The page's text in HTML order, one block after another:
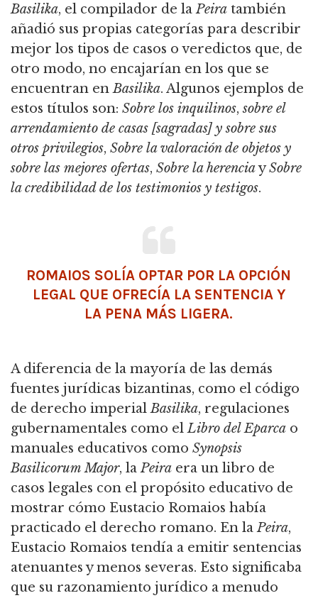
Basilika, el compilador de laPeira también
añadió sus propias categorías para describir
mejor los tipos de casos o veredictos que, de
otro modo, no encajarían en los que se
encuentran enBasilika. Algunos ejemplos de
estos títulos son: Sobre los inquilinos,sobre el
arrendamiento de casas [sagradas] y sobre sus
otros privilegios, Sobre la valoración de objetos y
sobre las mejores ofertas, Sobre la herenciaySobre
la credibilidad de los testimonios y testigos.
ROMAIOS SOLÍA OPTAR POR LA OPCIÓN
LEGAL QUE OFRECÍA LA SENTENCIA Y
LA PENA MÁS LIGERA.
A diferencia de la mayoría de las demás
fuentes jurídicas bizantinas, como el código
de derecho imperialBasilika, regulaciones
gubernamentales como elLibro del Eparca o
manuales educativos como Synopsis
Basilicorum Major, laPeira era un libro de
casos legales con el propósito educativo de
mostrar cómo Eustacio Romaios había
practicado el derecho romano. En laPeira,
Eustacio Romaios tendía a emitir sentencias
atenuantes y menos severas. Esto significaba
que su razonamiento jurídico a menudo